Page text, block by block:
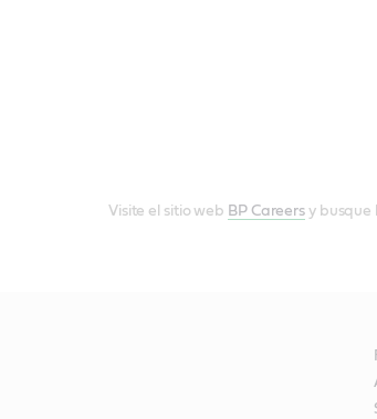
Visite el sitio web BP Careers y busque